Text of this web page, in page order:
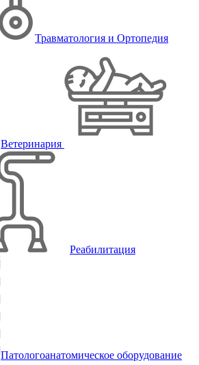
Травматология и Ортопедия
Ветеринария
Реабилитация
Патологоанатомическое оборудование